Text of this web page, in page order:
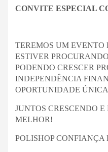
CONVITE ESPECIAL
TEREMOS UM EVENTO
ESTIVER
PODENDO CRESCER
INDEPENDÊNCIA
OPORTUNIDADE
JUNTOS CRESCENDO
MELHOR!
POLISHOP CONFIANÇA